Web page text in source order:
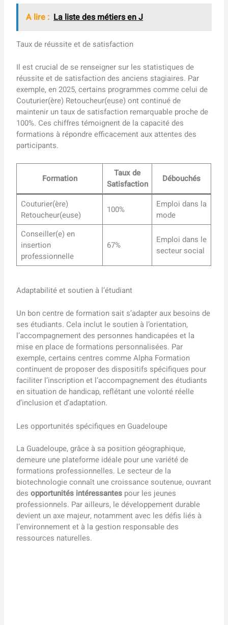
A lire : La liste des métiers en J
Taux de réussite et de satisfaction
Il est crucial de se renseigner sur les statistiques de
réussite et de satisfaction des anciens stagiaires. Par
exemple, en 2025, certains programmes comme celui de
Couturier(ère) Retoucheur(euse) ont continué de
maintenir un taux de satisfaction remarquable proche de
100%. Ces chiffres témoignent de la capacité des
formations à répondre efficacement aux attentes des
participants.
Formation
Taux de
Satisfaction
Débouchés
Couturier(ère)
Retoucheur(euse)
100%
Emploi dans la
mode
Conseiller(e) en
insertion
professionnelle
67%
Emploi dans le
secteur social
Adaptabilité et soutien à l’étudiant
Un bon centre de formation sait s’adapter aux besoins de
ses étudiants. Cela inclut le soutien à l’orientation,
l’accompagnement des personnes handicapées et la
mise en place de formations personnalisées. Par
exemple, certains centres comme Alpha Formation
continuent de proposer des dispositifs spécifiques pour
faciliter l’inscription et l’accompagnement des étudiants
en situation de handicap, reflétant une volonté réelle
d’inclusion et d’adaptation.
Les opportunités spécifiques en Guadeloupe
La Guadeloupe, grâce à sa position géographique,
demeure une plateforme idéale pour une variété de
formations professionnelles. Le secteur de la
biotechnologie connaît une croissance soutenue, ouvrant
desopportunités intéressantes pour les jeunes
professionnels. Par ailleurs, le développement durable
devient un axe majeur, notamment avec les défis liés à
l’environnement et à la gestion responsable des
ressources naturelles.